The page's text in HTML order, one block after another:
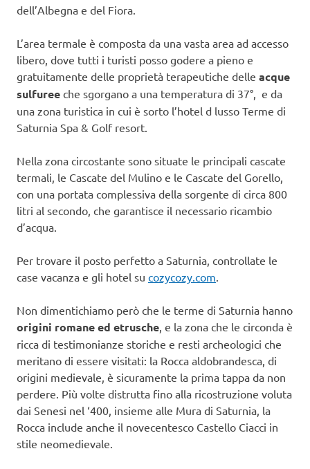
dell’Albegna e del Fiora.
L’area termale è composta da una vasta area ad accesso
libero, dove tutti i turisti posso godere a pieno e
gratuitamente delle proprietà terapeutiche delle acque
sulfuree che sgorgano a una temperatura di 37°, e da
una zona turistica in cui è sorto l’hotel d lusso Terme di
Saturnia Spa & Golf resort.
Nella zona circostante sono situate le principali cascate
termali, le Cascate del Mulino e le Cascate del Gorello,
con una portata complessiva della sorgente di circa 800
litri al secondo, che garantisce il necessario ricambio
d’acqua.
Per trovare il posto perfetto a Saturnia, controllate le
case vacanza e gli hotel su cozycozy.com.
Non dimentichiamo però che le terme di Saturnia hanno
origini romane ed etrusche, e la zona che le circonda è
ricca di testimonianze storiche e resti archeologici che
meritano di essere visitati: la Rocca aldobrandesca, di
origini medievale, è sicuramente la prima tappa da non
perdere. Più volte distrutta fino alla ricostruzione voluta
dai Senesi nel ‘400, insieme alle Mura di Saturnia, la
Rocca include anche il novecentesco Castello Ciacci in
stile neomedievale.